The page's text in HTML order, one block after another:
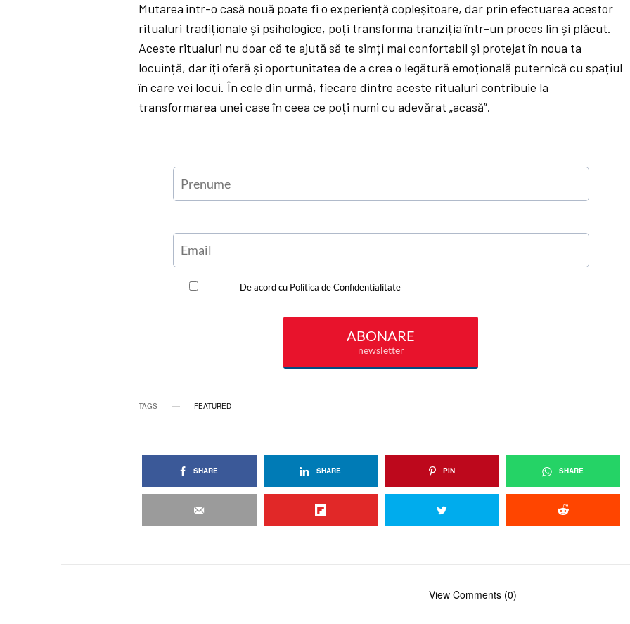
Mutarea într-o casă nouă poate fi o experiență copleșitoare, dar prin efectuarea acestor
ritualuri tradiționale și psihologice, poți transforma tranziția într-un proces lin și plăcut.
Aceste ritualuri nu doar că te ajută să te simți mai confortabil și protejat în noua ta
locuință, dar îți oferă și oportunitatea de a crea o legătură emoțională puternică cu spațiul
în care vei locui. În cele din urmă, fiecare dintre aceste ritualuri contribuie la
transformarea unei case în ceea ce poți numi cu adevărat „acasă”.
TAGS FEATURED
SHARE SHARE PIN SHARE
View Comments (0)